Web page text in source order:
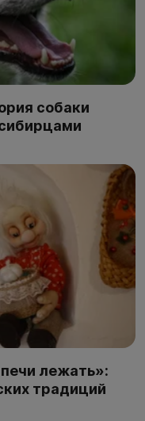
собаки
лежать»:
традиций